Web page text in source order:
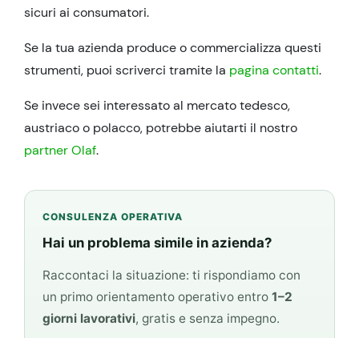
sicuri ai consumatori.
Se la tua azienda produce o commercializza questi
strumenti, puoi scriverci tramite la pagina contatti.
Se invece sei interessato al mercato tedesco,
austriaco o polacco, potrebbe aiutarti il nostro
partner Olaf.
CONSULENZA OPERATIVA
Hai un problema simile in azienda?
Raccontaci la situazione: ti rispondiamo con
un primo orientamento operativo entro1–2
giorni lavorativi, gratis e senza impegno.